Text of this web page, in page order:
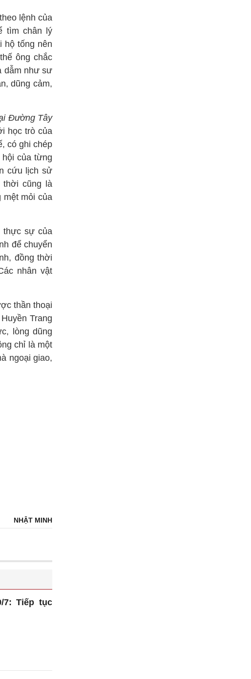
lệnh của
tìm chân lý
hộ tống nên
ông chắc
dẫm như sư
dũng cảm,
Đường Tây
học trò của
có ghi chép
của từng
cứu lịch sử
cũng là
mệt mỏi của
sự của
để chuyển
đồng thời
nhân vật
thần thoại
Trang
lòng dũng
chỉ là một
ngoại giao,
NHẬT MINH
7: Tiếp tục